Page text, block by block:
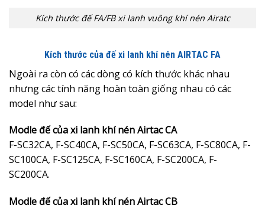
Kích thước đế FA/FB xi lanh vuông khí nén Airatc
Kích thước của đế xi lanh khí nén AIRTAC FA
Ngoài ra còn có các dòng có kích thước khác nhau
nhưng các tính năng hoàn toàn giống nhau có các
model như sau:
Modle đế của xi lanh khí nén Airtac CA
F-SC32CA, F-SC40CA, F-SC50CA, F-SC63CA, F-SC80CA, F-
SC100CA, F-SC125CA, F-SC160CA, F-SC200CA, F-
SC200CA.
Modle đế của xi lanh khí nén Airtac CB